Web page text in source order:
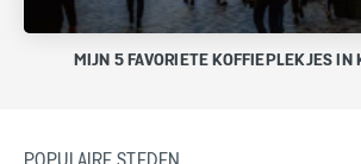
MIJN 5 FAVORIETE KOFFIEPLEKJES IN